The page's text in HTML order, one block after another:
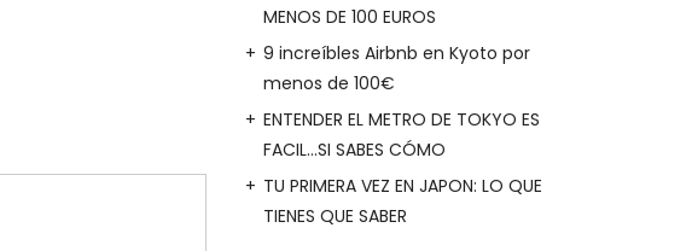
MENOS DE 100 EUROS
9 increíbles Airbnb en Kyoto por
menos de 100€
ENTENDER EL METRO DE TOKYO ES
FACIL…SI SABES CÓMO
TU PRIMERA VEZ EN JAPON: LO QUE
TIENES QUE SABER